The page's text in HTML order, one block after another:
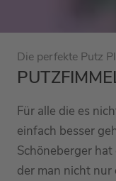
Die perfekte Putz
Für alle die es
einfach besser
Schöneberger
der man nicht